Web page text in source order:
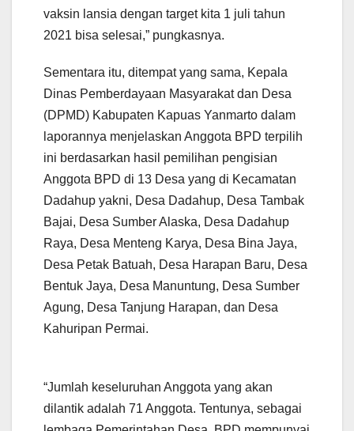
vaksin lansia dengan target kita 1 juli tahun
2021 bisa selesai,” pungkasnya.
Sementara itu, ditempat yang sama, Kepala
Dinas Pemberdayaan Masyarakat dan Desa
(DPMD) Kabupaten Kapuas Yanmarto dalam
laporannya menjelaskan Anggota BPD terpilih
ini berdasarkan hasil pemilihan pengisian
Anggota BPD di 13 Desa yang di Kecamatan
Dadahup yakni, Desa Dadahup, Desa Tambak
Bajai, Desa Sumber Alaska, Desa Dadahup
Raya, Desa Menteng Karya, Desa Bina Jaya,
Desa Petak Batuah, Desa Harapan Baru, Desa
Bentuk Jaya, Desa Manuntung, Desa Sumber
Agung, Desa Tanjung Harapan, dan Desa
Kahuripan Permai.
“Jumlah keseluruhan Anggota yang akan
dilantik adalah 71 Anggota. Tentunya, sebagai